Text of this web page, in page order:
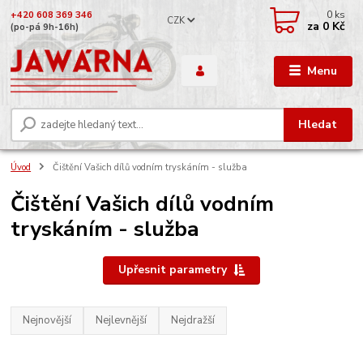
Menu
CZK
Hledat
+420 608 369 346
(po-pá 9h-16h)
0 ks
za 0 Kč
Úvod Čištění Vašich dílů vodním tryskáním - služba
Čištění Vašich dílů vodním
tryskáním - služba
Upřesnit parametry
Nejnovější Nejlevnější Nejdražší